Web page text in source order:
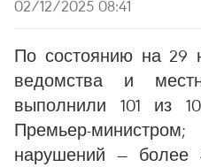
02/12/2025 08:41
По состоянию на 29
ведомства и
выполнили 101 из
Премьер-
нарушений —